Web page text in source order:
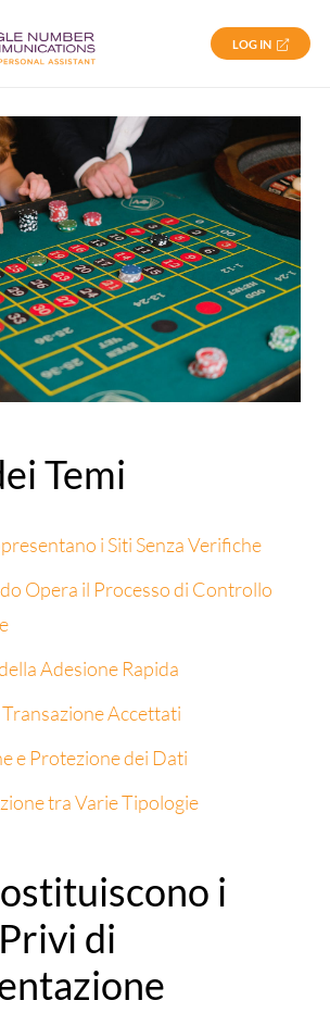
LOG IN
Temi
i Siti Senza Verifiche
Opera il Processo di Controllo
Adesione Rapida
Transazione Accettati
e Protezione dei Dati
tra Varie Tipologie
i
di